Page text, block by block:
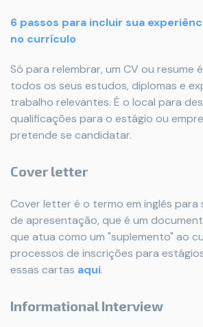
6 passos para incluir sua
no currículo
Só para relembrar, um CV ou resume
todos os seus estudos, diplomas e
trabalho relevantes. É o local para
qualificações para o estágio ou
pretende se candidatar.
Cover letter
Cover letter é o termo em inglês para
de apresentação, que é um
que atua como um "suplemento" ao
processos de inscrições para
essas cartas aqui.
Informational Interview